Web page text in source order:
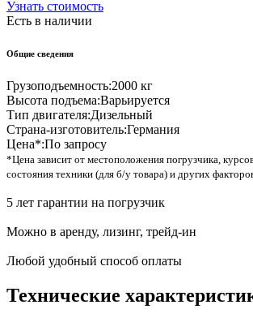
Узнать стоимость
Есть в наличии
Общие сведения
Грузоподъемность:2000 кг
Высота подъема:Варьируется
Тип двигателя:Дизельный
Страна-изготовитель:Германия
Цена*:По запросу
*Цена зависит от местоположения погрузчика,
состояния техники (для б/у товара) и других
5 лет гарантии на погрузчик
Можно в аренду, лизинг, трейд-ин
Любой удобный способ оплаты
Технические